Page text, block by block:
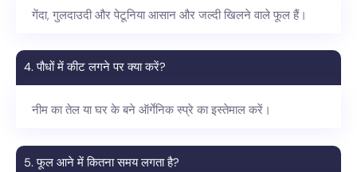
गेंदा, गुलदाउदी और पेटूनिया आसान और जल्दी खिलने वाले फूल हैं।
4. पौधों में कीट लगने पर क्या करें?
नीम का तेल या घर के बने ऑर्गेनिक स्प्रे का इस्तेमाल करें।
5. फूल आने में कितना समय लगता है?